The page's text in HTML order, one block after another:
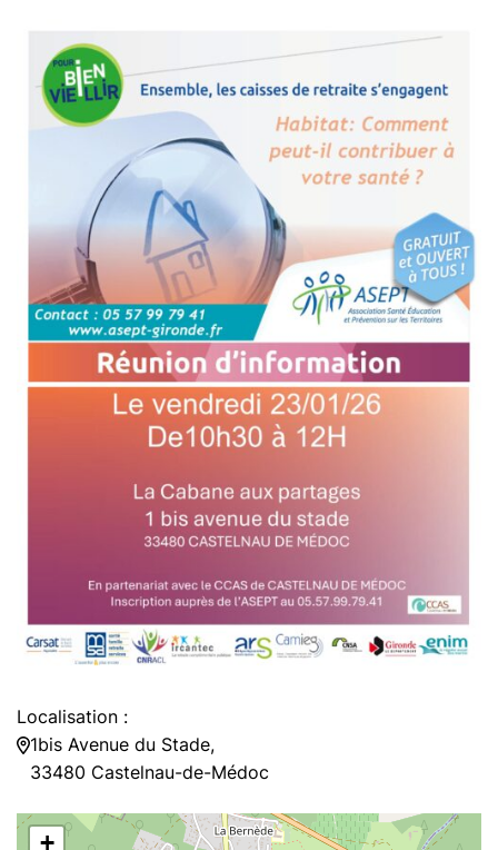
Localisation :
1bis Avenue du Stade,
33480 Castelnau-de-Médoc
+